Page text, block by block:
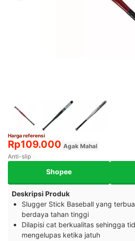
Harga referensi
Rp109.000 Agak Mahal
Anti-slip
Shopee
Deskripsi Produk
Slugger Stick Baseball yang
berdaya tahan tinggi
Dilapisi cat berkualitas sehingga
mengelupas ketika jatuh